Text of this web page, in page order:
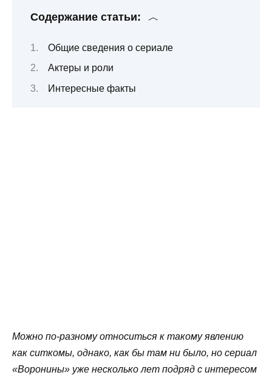
Содержание статьи:
Общие сведения о сериале
Актеры и роли
Интересные факты
Можно по-разному относиться к такому явлению
как ситкомы, однако, как бы там ни было, но сериал
«Воронины» уже несколько лет подряд с интересом